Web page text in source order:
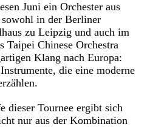
Juni ein Orchester aus
in der Berliner
zu Leipzig und auch im
Taipei Chinese Orchestra
Klang nach Europa:
die eine moderne
dieser Tournee ergibt sich
nur aus der Kombination